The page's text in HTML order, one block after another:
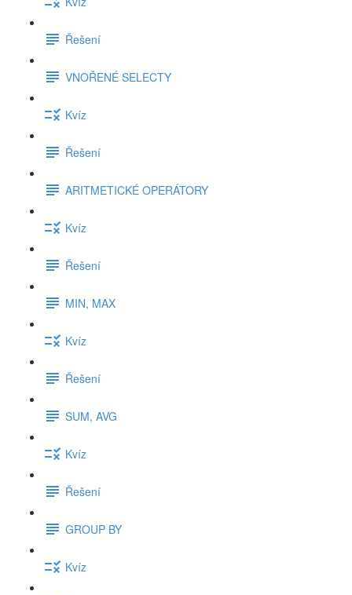
Řešení
VNOŘENÉ SELECTY
Kvíz
Řešení
ARITMETICKÉ OPERÁTORY
Kvíz
Řešení
MIN, MAX
Kvíz
Řešení
SUM, AVG
Kvíz
Řešení
GROUP BY
Kvíz